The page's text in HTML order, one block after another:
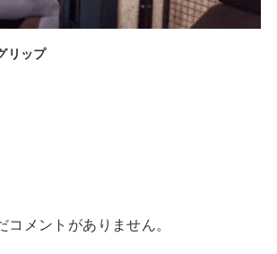
リップ
メントがありません。